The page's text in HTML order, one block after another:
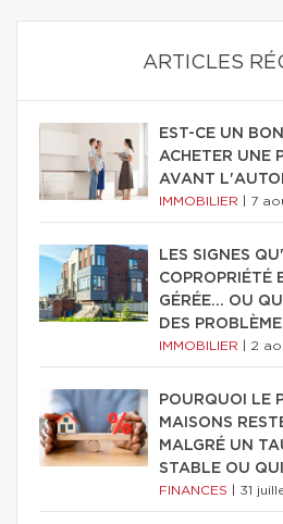
ARTICLES
EST-CE UN
ACHETER UNE
AVANT
IMMOBILIER 7
LES SIGNES
COPROPRIÉTÉ
GÉRÉE… OU
DES
IMMOBILIER 2
POURQUOI LE
MAISONS
MALGRÉ UN
STABLE OU
FINANCES 31